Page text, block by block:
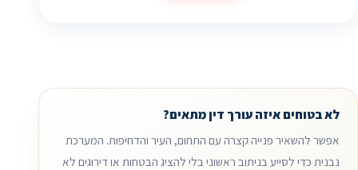
לא בטוחים איזה עורך דין מתאים?
אפשר להשאיר פנייה קצרה עם התחום, העיר והדחיפות. המערכת
נבנית כדי לסייע בניתוב ראשוני בלי להציג הבטחות או דירוגים לא